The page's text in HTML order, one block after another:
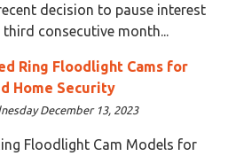
decision to pause interest
consecutive month...
Ring Floodlight Cams for
Home Security
December 13, 2023
Floodlight Cam Models for